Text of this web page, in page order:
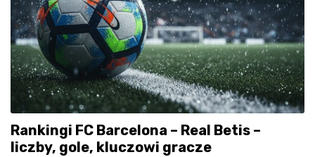
Rankingi FC Barcelona – Real Betis –
liczby, gole, kluczowi gracze